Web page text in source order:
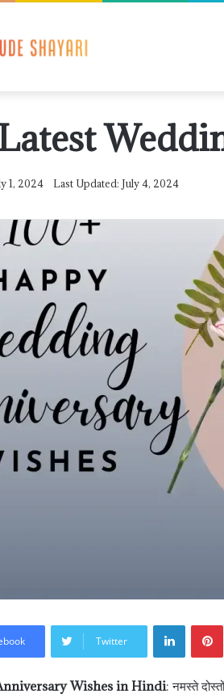
1, 2024 Last Updated: July 4, 2024
Twitter
Wishes in Hindi: नमस्ते